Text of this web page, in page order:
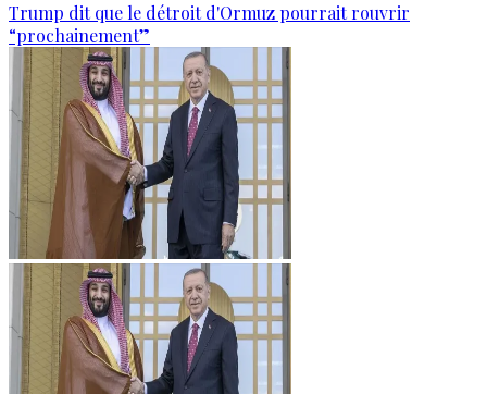
Trump dit que le détroit d'Ormuz pourrait rouvrir
“prochainement”